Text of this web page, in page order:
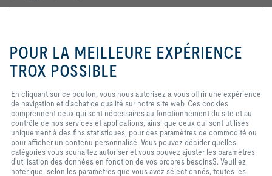
J'accepte que mes données soient traitées conformément à la
politique de protection des données TROX.
Login
Home Contacts Imprint Conditions de livraison et de paiement
nous autorisez à vous offrir une
expérience de navigation et
d'achat de qualité sur notre site
web. Ces cookies comprennent
fonctionnement du site et au
contrôle de nos services et
applications, ainsi que ceux qui
sont utilisés uniquement à des
fins statistiques, pour des
paramètres de commodité ou pour
afficher un contenu personnalisé.
Vous pouvez décider quelles
catégories vous souhaitez
POUR LA MEILLEURE EXPÉRIENCE
TROX POSSIBLE
En cliquant sur ce bouton, vous nous autorisez à vous offrir une expérience
de navigation et d'achat de qualité sur notre site web. Ces cookies
comprennent ceux qui sont nécessaires au fonctionnement du site et au
contrôle de nos services et applications, ainsi que ceux qui sont utilisés
uniquement à des fins statistiques, pour des paramètres de commodité ou
pour afficher un contenu personnalisé. Vous pouvez décider quelles
catégories vous souhaitez autoriser et vous pouvez ajuster les paramètres
d'utilisation des données en fonction de vos propres besoinsS. Veuillez
noter que, selon les paramètres que vous avez sélectionnés, toutes les